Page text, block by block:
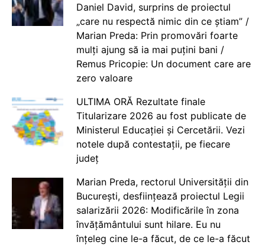
Daniel David, surprins de proiectul
„care nu respectă nimic din ce știam” /
Marian Preda: Prin promovări foarte
mulți ajung să ia mai puțini bani /
Remus Pricopie: Un document care are
zero valoare
ULTIMA ORĂ Rezultate finale
Titularizare 2026 au fost publicate de
Ministerul Educației și Cercetării. Vezi
notele după contestații, pe fiecare
județ
Marian Preda, rectorul Universității din
București, desființează proiectul Legii
salarizării 2026: Modificările în zona
învățământului sunt hilare. Eu nu
înțeleg cine le-a făcut, de ce le-a făcut